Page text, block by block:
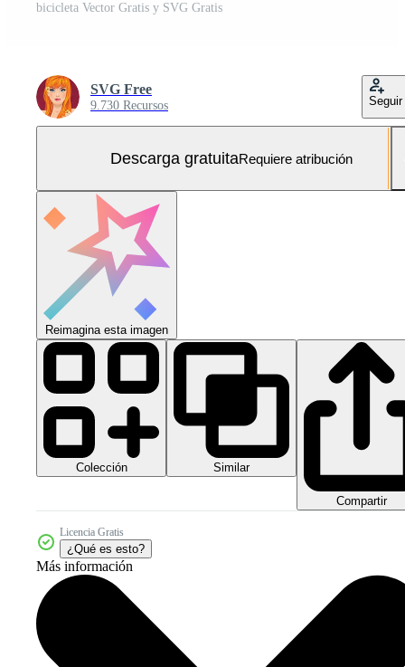
bicicleta Vector Gratis y SVG Gratis
SVG Free
9.730 Recursos Seguir
Descarga gratuitaRequiere atribución
Reimagina esta imagen
Colección Similar
Compartir
Licencia Gratis
¿Qué es esto?
Más información